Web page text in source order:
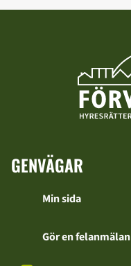
GENVÄGAR
Min sida
Gör en felanmälan